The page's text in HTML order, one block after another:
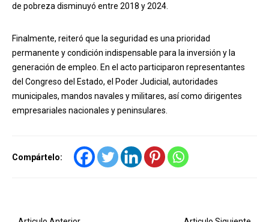
de pobreza disminuyó entre 2018 y 2024.
Finalmente, reiteró que la seguridad es una prioridad
permanente y condición indispensable para la inversión y la
generación de empleo. En el acto participaron representantes
del Congreso del Estado, el Poder Judicial, autoridades
municipales, mandos navales y militares, así como dirigentes
empresariales nacionales y peninsulares.
Compártelo: